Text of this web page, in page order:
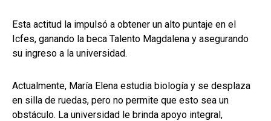
Esta actitud la impulsó a obtener un alto puntaje en el
Icfes, ganando la beca Talento Magdalena y asegurando
su ingreso a la universidad.
Actualmente, María Elena estudia biología y se desplaza
en silla de ruedas, pero no permite que esto sea un
obstáculo. La universidad le brinda apoyo integral,